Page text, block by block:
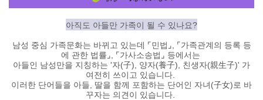
아직도 아들만 가족이 될 수 있나요?
남성 중심 가족문화는 바뀌고 있는데 ⌜민법 ⌟
⌜가족관계의 등록 등
에 관한 법률 ⌟, ⌜가사소송법 ⌟ 등에서는
아들인 남성만을 지칭하는 '자(子), 양자(養子), 친생자(親生子)' 가
여전히 쓰이고 있습니다.
이러한 단어들을 아들, 딸을 함께 포함하는 단어인 자녀(子女)로 바
꾸자는 의견이 있습니다.